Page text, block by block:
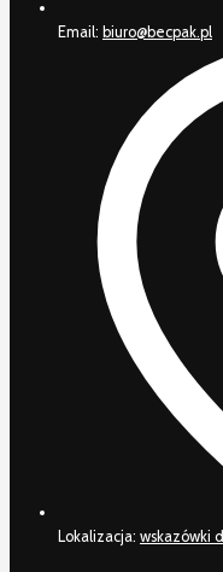
Email: biuro@becpak.pl
Lokalizacja: wskazówki